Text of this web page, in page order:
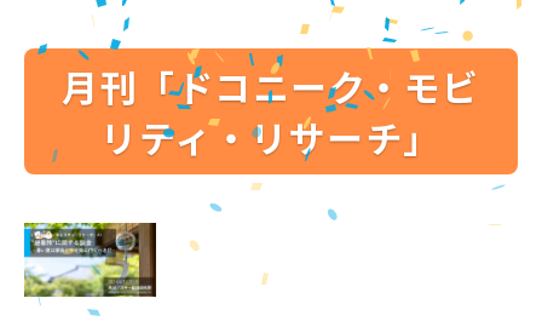
月刊「ドコニーク・モビ
リティ・リサーチ」